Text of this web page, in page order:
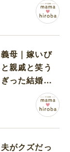
義母｜嫁いび
親戚と笑う
った結婚
同居生活スタ
がクズだっ